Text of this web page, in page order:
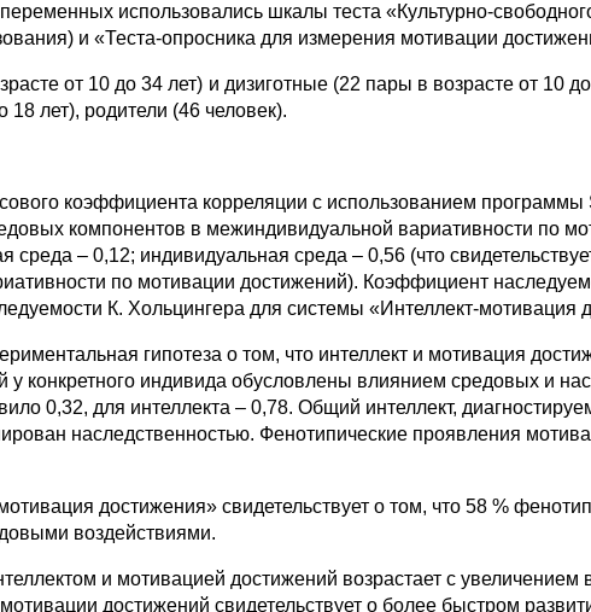
использовались шкалы теста «Культурно-свободного
и «Теста-опросника для измерения мотивации
от 10 до 34 лет) и дизиготные (22 пары в возрасте от 10
лет), родители (46 человек).
коэффициента корреляции с использованием
компонентов в межиндивидуальной вариативности по
– 0,12; индивидуальная среда – 0,56 (что
по мотивации достижений). Коэффициент
К. Хольцингера для системы «Интеллект-мотивация
гипотеза о том, что интеллект и мотивация
у конкретного индивида обусловлены влиянием средовых и
0,32, для интеллекта – 0,78. Общий интеллект,
наследственностью. Фенотипические проявления
достижения» свидетельствует о том, что 58 %
воздействиями.
и мотивацией достижений возрастает с
достижений свидетельствует о более быстром